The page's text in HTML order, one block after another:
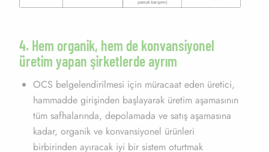
4. Hem organik, hem de konvansiyonel
üretim yapan şirketlerde ayrım
OCS belgelendirilmesi için müracaat eden üretici,
hammadde girişinden başlayarak üretim aşamasının
tüm safhalarında, depolamada ve satış aşamasına
kadar, organik ve konvansiyonel ürünleri
birbirinden ayıracak iyi bir sistem oturtmak